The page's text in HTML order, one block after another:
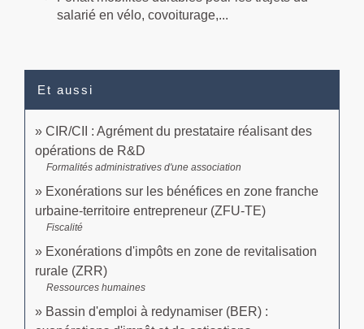
salarié en vélo, covoiturage,...
Et aussi
CIR/CII : Agrément du prestataire réalisant des
opérations de R&D
Formalités administratives d'une association
Exonérations sur les bénéfices en zone franche
urbaine-territoire entrepreneur (ZFU-TE)
Fiscalité
Exonérations d'impôts en zone de revitalisation
rurale (ZRR)
Ressources humaines
Bassin d'emploi à redynamiser (BER) :